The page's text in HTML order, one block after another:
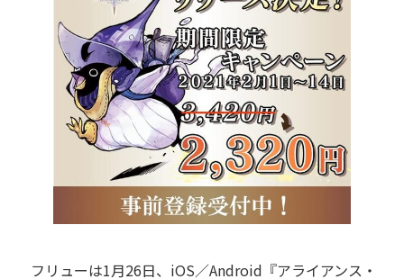
フリューは1月26日、iOS／Android『アライアンス・